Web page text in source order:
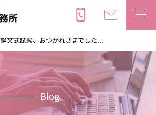
論文式試験、おつかれさまでした...
Blog